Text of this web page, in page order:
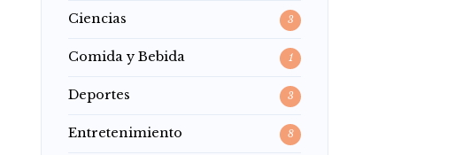
Ciencias 3
Comida y Bebida 1
Deportes 3
Entretenimiento 8